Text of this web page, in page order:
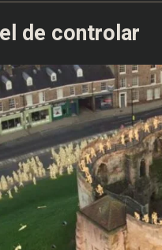
de controlar